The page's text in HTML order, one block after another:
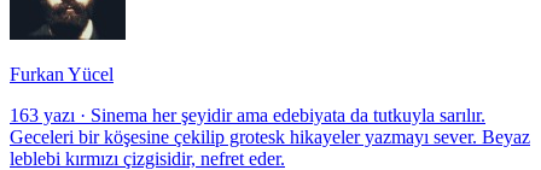
Furkan Yücel
163 yazı · Sinema her şeyidir ama edebiyata da tutkuyla sarılır.
Geceleri bir köşesine çekilip grotesk hikayeler yazmayı sever. Beyaz
leblebi kırmızı çizgisidir, nefret eder.